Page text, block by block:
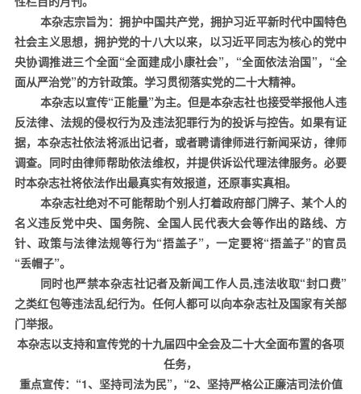
本杂志宗旨为：拥护中国共产党，拥护习近平新时代中国特色
社会主义思想，拥护党的十八大以来，以习近平同志为核心的党中
央协调推进三个全面“全面建成小康社会”，“全面依法治国”，“全
面从严治党”的方针政策。学习贯彻落实党的二十大精神。
本杂志以宣传“正能量”为主。但是本杂志社也接受举报他人违
反法律、法规的侵权行为及违法犯罪行为的投诉与控告。如果有证
据，本杂志社依法将派出记者，或者聘请律师进行新闻采访，律师
调查。同时由律师帮助依法维权，并提供诉讼代理法律服务。必要
时本杂志社将依法作出最真实有效报道，还原事实真相。
本杂志社绝对不可能帮助个别人打着政府部门牌子、某个人的
名义违反党中央、国务院、全国人民代表大会等作出的路线、方
针、政策与法律法规等行为“捂盖子”，一定要将“捂盖子”的官员
“丢帽子”。
同时也严禁本杂志社记者及新闻工作人员,违法收取“封口费”
之类红包等违法乱纪行为。任何人都可以向本杂志社及国家有关部
门举报。
本杂志以支持和宣传党的十九届四中全会及二十大全面布置的各项
任务，
重点宣传：“1、坚持司法为民”，“2、坚持严格公正廉洁司法价值